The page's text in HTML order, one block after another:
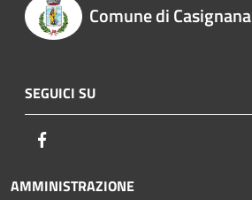
Comune di Casignana
SEGUICI SU
AMMINISTRAZIONE